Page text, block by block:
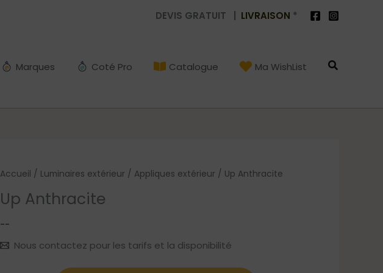
DEVIS GRATUIT | LIVRAISON *
Marques Coté Pro Catalogue Ma WishList
Accueil / Luminaires extérieur / Appliques extérieur / Up Anthracite
Up Anthracite
--
Nous contactez pour les tarifs et la disponibilité